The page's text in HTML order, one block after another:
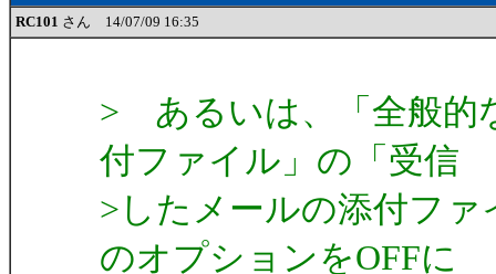
RC101 さん 14/07/09 16:35
> あるいは、「全般的
付ファイル」の「受信
>したメールの添付フ
のオプションをOFFに